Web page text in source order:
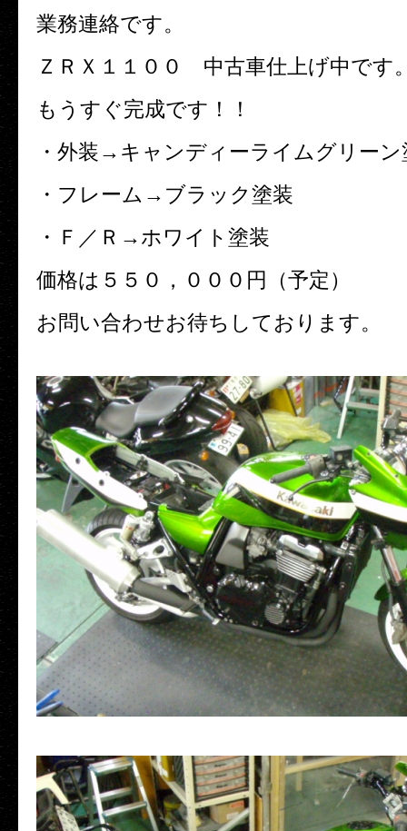
業務連絡です。
ＺＲＸ１１００ 中古車仕上げ中です
もうすぐ完成です！！
・外装→キャンディーライムグリーン
・フレーム→ブラック塗装
・Ｆ／Ｒ→ホワイト塗装
価格は５５０，０００円（予定）
お問い合わせお待ちしております。